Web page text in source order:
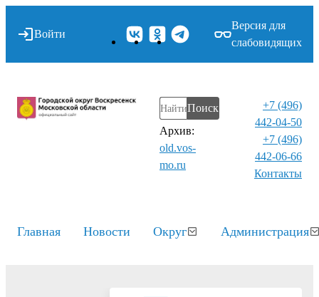
Войти
Версия для
слабовидящих
Поиск
Архив:
old.vos-
mo.ru
+7 (496)
442-04-50
+7 (496)
442-06-66
Контакты⁠
Главная Новости Округ Администрация